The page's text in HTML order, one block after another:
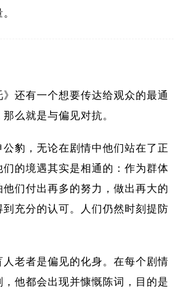
还有一个想要传达给观众的最通
么就是与偏见对抗。
豹，无论在剧情中他们站在了正
们的境遇其实是相通的：作为群体
他们付出再多的努力，做出再大的
到充分的认可。人们仍然时刻提防
人老者是偏见的化身。在每个剧情
他都会出现并慷慨陈词，目的是